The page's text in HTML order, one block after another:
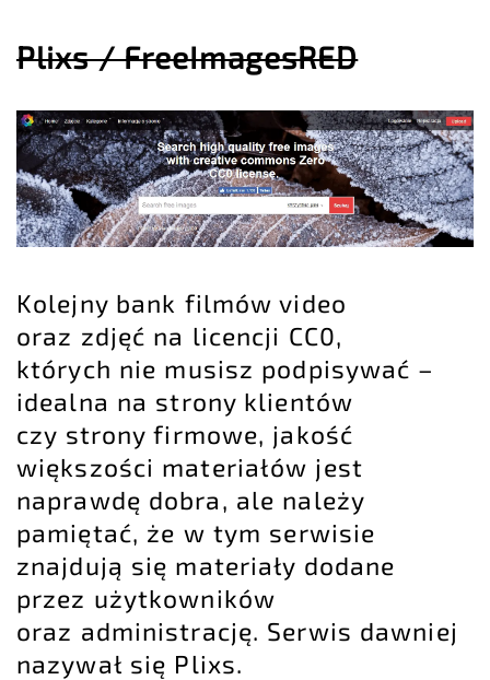
Plixs / FreeImagesRED
Kolejny bank filmów video
oraz zdjęć na licencji CC0,
których nie musisz podpisywać –
idealna na strony klientów
czy strony firmowe, jakość
większości materiałów jest
naprawdę dobra, ale należy
pamiętać, że w tym serwisie
znajdują się materiały dodane
przez użytkowników
oraz administrację. Serwis dawniej
nazywał się Plixs.